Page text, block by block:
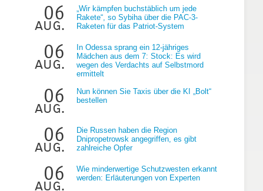
06
aug.
„Wir kämpfen buchstäblich um jede
Rakete“, so Sybiha über die PAC-3-
Raketen für das Patriot-System
06
aug.
In Odessa sprang ein 12-jähriges
Mädchen aus dem 7: Stock: Es wird
wegen des Verdachts auf Selbstmord
ermittelt
06
aug.
Nun können Sie Taxis über die KI „Bolt“
bestellen
06
aug.
Die Russen haben die Region
Dnipropetrowsk angegriffen, es gibt
zahlreiche Opfer
06
aug.
Wie minderwertige Schutzwesten erkannt
werden: Erläuterungen von Experten